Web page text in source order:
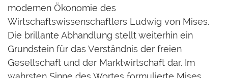
modernen Ökonomie des
Wirtschaftswissenschaftlers Ludwig von Mises.
Die brillante Abhandlung stellt weiterhin ein
Grundstein für das Verständnis der freien
Gesellschaft und der Marktwirtschaft dar. Im